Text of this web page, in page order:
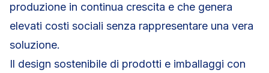
produzione in continua crescita e che genera
elevati costi sociali senza rappresentare una vera
soluzione.
Il design sostenibile di prodotti e imballaggi con